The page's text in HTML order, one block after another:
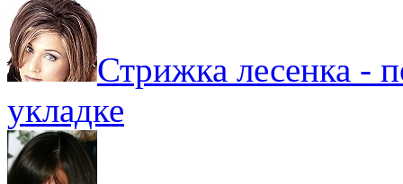
Стрижка лесенка -
укладке